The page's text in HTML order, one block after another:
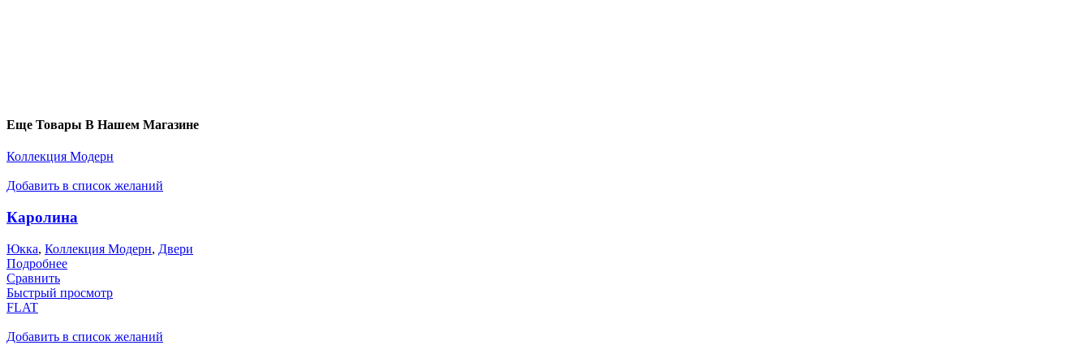
Еще Товары В Нашем Магазине
Коллекция Модерн
Добавить в список желаний
Каролина
Юкка, Коллекция Модерн, Двери
Подробнее
Сравнить
Быстрый просмотр
FLAT
Добавить в список желаний